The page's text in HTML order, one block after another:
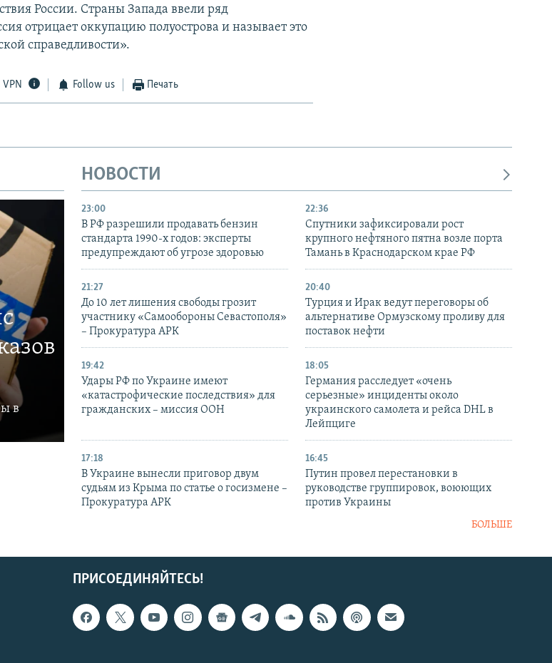
России. Страны Запада ввели ряд
отрицает оккупацию полуострова и называет это
справедливости».
VPN Follow us Печать
в
НОВОСТИ
23:00
В РФ разрешили продавать бензин
стандарта 1990-х годов: эксперты
предупреждают об угрозе здоровью
22:36
Спутники зафиксировали рост
крупного нефтяного пятна возле порта
Тамань в Краснодарском крае РФ
21:27
До 10 лет лишения свободы грозит
участнику «Самообороны Севастополя»
– Прокуратура АРК
20:40
Турция и Ирак ведут переговоры об
альтернативе Ормузскому проливу для
поставок нефти
19:42
Удары РФ по Украине имеют
«катастрофические последствия» для
гражданских – миссия ООН
18:05
Германия расследует «очень
серьезные» инциденты около
украинского самолета и рейса DHL в
Лейпциге
17:18
В Украине вынесли приговор двум
судьям из Крыма по статье о госизмене –
Прокуратура АРК
16:45
Путин провел перестановки в
руководстве группировок, воюющих
против Украины
БОЛЬШЕ
ПРИСОЕДИНЯЙТЕСЬ!